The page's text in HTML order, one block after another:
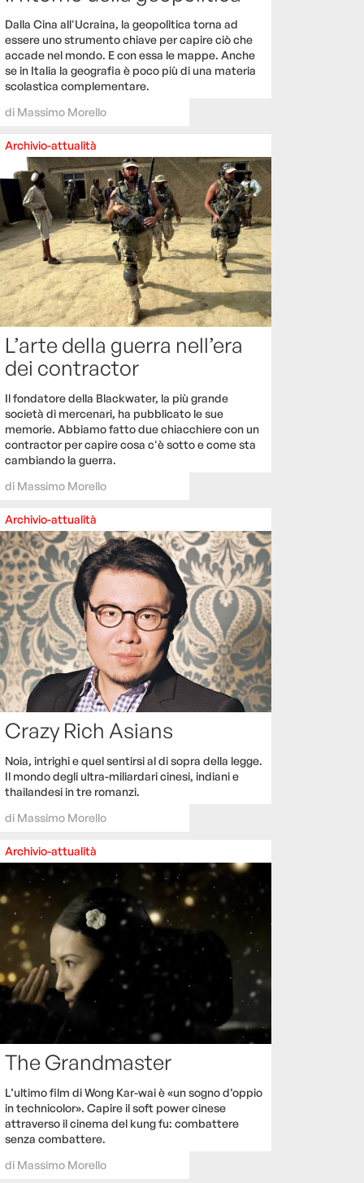
Dalla Cina all'Ucraina, la geopolitica torna ad
essere uno strumento chiave per capire ciò che
accade nel mondo. E con essa le mappe. Anche
se in Italia la geografia è poco più di una materia
scolastica complementare.
di Massimo Morello
Archivio-attualità
L’arte della guerra nell’era
dei contractor
Il fondatore della Blackwater, la più grande
società di mercenari, ha pubblicato le sue
memorie. Abbiamo fatto due chiacchiere con un
contractor per capire cosa c'è sotto e come sta
cambiando la guerra.
di Massimo Morello
Archivio-attualità
Crazy Rich Asians
Noia, intrighi e quel sentirsi al di sopra della legge.
Il mondo degli ultra-miliardari cinesi, indiani e
thailandesi in tre romanzi.
di Massimo Morello
Archivio-attualità
The Grandmaster
L’ultimo film di Wong Kar-wai è «un sogno d’oppio
in technicolor». Capire il soft power cinese
attraverso il cinema del kung fu: combattere
senza combattere.
di Massimo Morello